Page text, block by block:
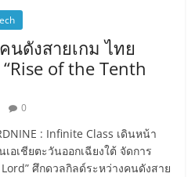
นดังสายเกม ไทย
of the Tenth
0
: Infinite Class เดินหน้า
อเชียตะวันออกเฉียงใต้ จัดการ
ศึกดวลกิลด์ระหว่างคนดังสาย